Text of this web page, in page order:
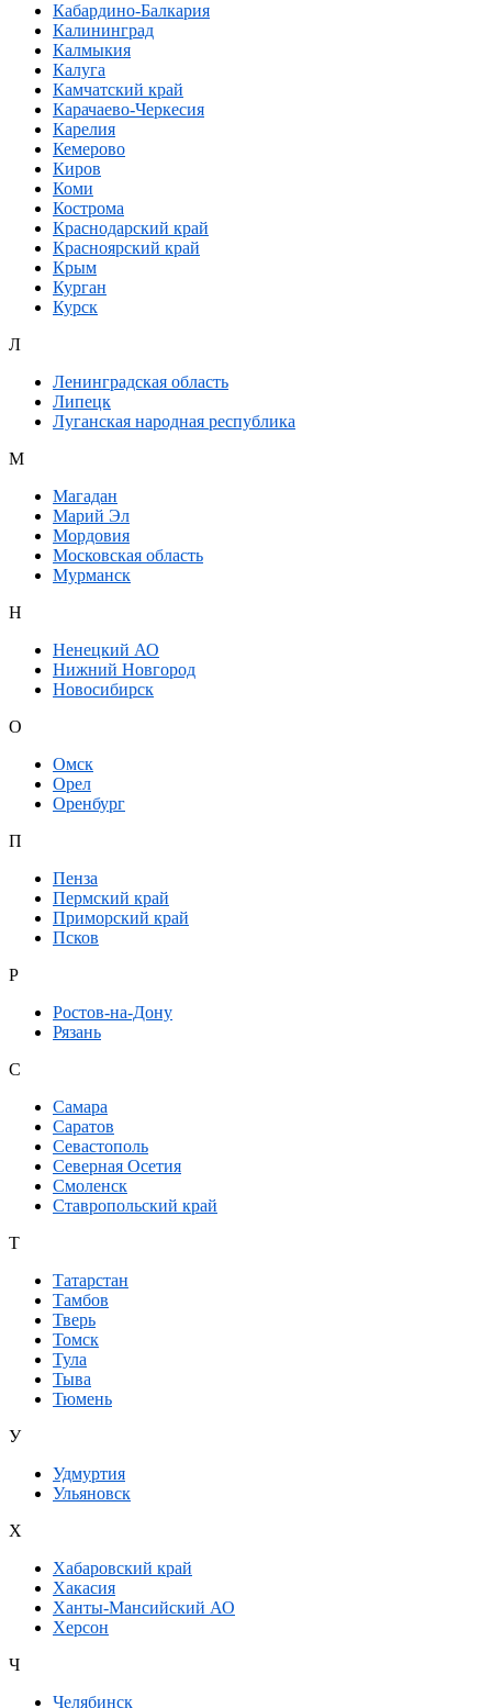
Кабардино-Балкария
Калининград
Калмыкия
Калуга
Камчатский край
Карачаево-Черкесия
Карелия
Кемерово
Киров
Коми
Кострома
Краснодарский край
Красноярский край
Крым
Курган
Курск
Л
Ленинградская область
Липецк
Луганская народная республика
М
Магадан
Марий Эл
Мордовия
Московская область
Мурманск
Н
Ненецкий АО
Нижний Новгород
Новосибирск
О
Омск
Орел
Оренбург
П
Пенза
Пермский край
Приморский край
Псков
Р
Ростов-на-Дону
Рязань
С
Самара
Саратов
Севастополь
Северная Осетия
Смоленск
Ставропольский край
Т
Татарстан
Тамбов
Тверь
Томск
Тула
Тыва
Тюмень
У
Удмуртия
Ульяновск
Х
Хабаровский край
Хакасия
Ханты-Мансийский АО
Херсон
Ч
Челябинск